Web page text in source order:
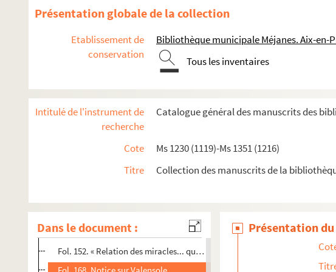
Présentation globale de la collection
Etablissement de
conservation
Bibliothèque municipale Méjanes. Aix-en-
Tous les inventaires
Intitulé de l'instrument de
recherche
Catalogue général des manuscrits des
Cote
Ms 1230 (1119)-Ms 1351 (1216)
Titre
Collection des manuscrits de la
Dans le document :
Ms 1279 (1161). Recueil de pièces sur la Provence
Ms 1280 (1162). Recueil de pièces sur la Provence
Ms 1281 (1163). Recueil de pièces
Ms 1283 (1165). Recueil de pièces sur la Provence
Fol. 1. Notes bibliographiques autographes de l'abbé Dubreuil. «
Fol. 23. « Manuscripta Provinciam spectantia et alia quaedam »
Fol. 46. « Paroisse Sainte-Madeleine d'Aix »
Fol. 54. « Bibliothèque provençale »
Fol. 142 vo. « Mémoires pris d'ailleurs que du Père Lelong »
Fol. 152. « Relation des miracles... que Dieu a opérés à la Sainte-Chapelle
Présentation